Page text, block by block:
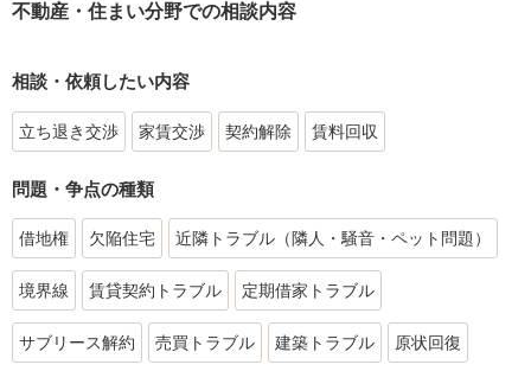
不動産・住まい分野での相談内容
相談・依頼したい内容
立ち退き交渉 家賃交渉 契約解除 賃料回収
問題・争点の種類
借地権 欠陥住宅 近隣トラブル（隣人・騒音・ペット問題）
境界線 賃貸契約トラブル 定期借家トラブル
サブリース解約 売買トラブル 建築トラブル 原状回復